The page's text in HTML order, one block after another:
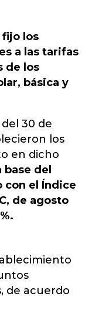
fijo los
a las tarifas
de los
básica y
30 de
los
en dicho
base del
con el Índice
de agosto
de acuerdo